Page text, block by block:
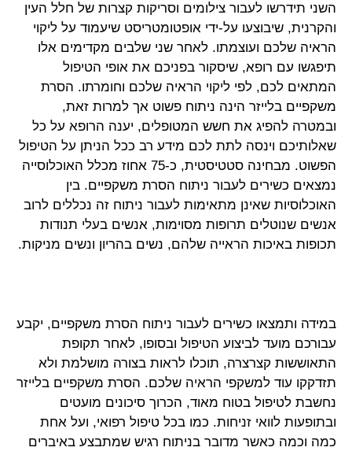
השני תידרשו לעבור צילומים וסריקות קצרות של חלל העין
והקרנית, שיבוצעו על-ידי אופטומטריסט שיעמוד על ליקוי
הראיה שלכם ועוצמתו. לאחר שני שלבים מקדימים אלו
תיפגשו עם רופא, שיסקור בפניכם את אופי הטיפול
המתאים לכם, לפי ליקוי הראיה שלכם וחומרתו. הסרת
משקפיים בלייזר הינה ניתוח פשוט אך למרות זאת,
ובמטרה להפיג את חשש המטופלים, יענה הרופא על כל
שאלותיכם וינסה לתת לכם מידע רב ככל הניתן על הטיפול
הפשוט. מבחינה סטטיסטית, כ-75 אחוז מכלל האוכלוסייה
נמצאים כשירים לעבור ניתוח הסרת משקפיים. בין
האוכלוסיות שאינן מתאימות לעבור ניתוח זה נכללים לרוב
אנשים שנוטלים תרופות מסוימות, אנשים בעלי תנודות
תכופות באיכות הראייה שלהם, נשים בהריון ונשים מניקות.
במידה ותמצאו כשירים לעבור ניתוח הסרת משקפיים, יקבע
עבורכם מועד לביצוע הטיפול ובסופו, לאחר תקופת
התאוששות קצרצרה, תוכלו לראות בצורה מושלמת ולא
תזדקקו עוד למשקפי הראיה שלכם. הסרת משקפיים בלייזר
נחשבת לטיפול בטוח מאוד, הכרוך סיכונים מועטים
ובתופעות לוואי זניחות. כמו בכל טיפול רפואי, ועל אחת
כמה וכמה כאשר מדובר בניתוח רגיש שמתבצע באיברים